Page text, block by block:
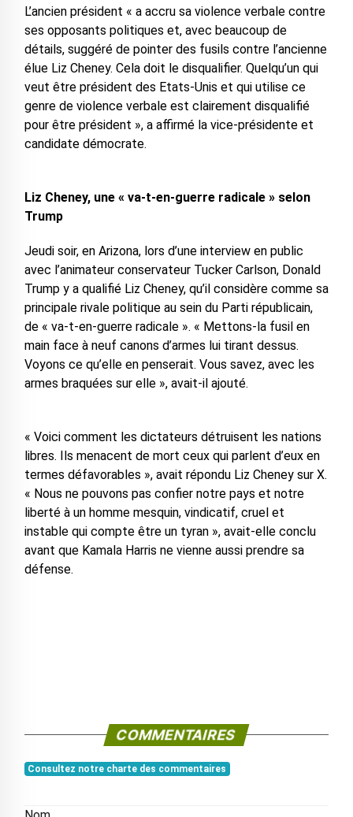
L’ancien président « a accru sa violence verbale contre
ses opposants politiques et, avec beaucoup de
détails, suggéré de pointer des fusils contre l’ancienne
élue Liz Cheney. Cela doit le disqualifier. Quelqu’un qui
veut être président des Etats-Unis et qui utilise ce
genre de violence verbale est clairement disqualifié
pour être président », a affirmé la vice-présidente et
candidate démocrate.
Liz Cheney, une « va-t-en-guerre radicale » selon
Trump
Jeudi soir, en Arizona, lors d’une interview en public
avec l’animateur conservateur Tucker Carlson, Donald
Trump y a qualifié Liz Cheney, qu’il considère comme sa
principale rivale politique au sein du Parti républicain,
de « va-t-en-guerre radicale ». « Mettons-la fusil en
main face à neuf canons d’armes lui tirant dessus.
Voyons ce qu’elle en penserait. Vous savez, avec les
armes braquées sur elle », avait-il ajouté.
« Voici comment les dictateurs détruisent les nations
libres. Ils menacent de mort ceux qui parlent d’eux en
termes défavorables », avait répondu Liz Cheney sur X.
« Nous ne pouvons pas confier notre pays et notre
liberté à un homme mesquin, vindicatif, cruel et
instable qui compte être un tyran », avait-elle conclu
avant que Kamala Harris ne vienne aussi prendre sa
défense.
COMMENTAIRES
Consultez notre charte des commentaires